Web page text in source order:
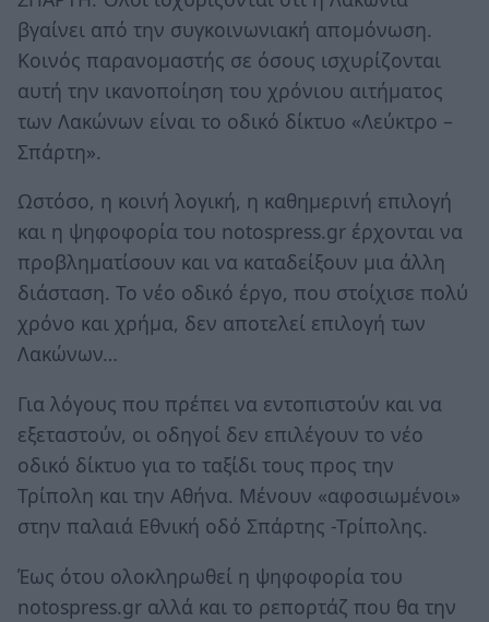
βγαίνει από την συγκοινωνιακή απομόνωση.
Κοινός παρανομαστής σε όσους ισχυρίζονται
αυτή την ικανοποίηση του χρόνιου αιτήματος
των Λακώνων είναι το οδικό δίκτυο «Λεύκτρο –
Σπάρτη».
Ωστόσο, η κοινή λογική, η καθημερινή επιλογή
και η ψηφοφορία του notospress.gr έρχονται να
προβληματίσουν και να καταδείξουν μια άλλη
διάσταση. Το νέο οδικό έργο, που στοίχισε πολύ
χρόνο και χρήμα, δεν αποτελεί επιλογή των
Λακώνων…
Για λόγους που πρέπει να εντοπιστούν και να
εξεταστούν, οι οδηγοί δεν επιλέγουν το νέο
οδικό δίκτυο για το ταξίδι τους προς την
Τρίπολη και την Αθήνα. Μένουν «αφοσιωμένοι»
στην παλαιά Εθνική οδό Σπάρτης -Τρίπολης.
Έως ότου ολοκληρωθεί η ψηφοφορία του
notospress.gr αλλά και το ρεπορτάζ που θα την